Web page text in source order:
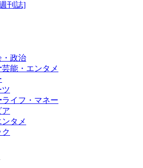
・政治
芸能・エンタメ
ツ
ライフ・マネー
ア
タメ
ク